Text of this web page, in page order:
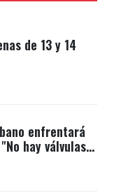
de 13 y 14
enfrentará
hay válvulas